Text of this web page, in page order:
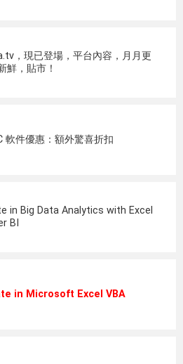
，現已登場，平台內容，月月更
鮮，貼市！
軟件優惠：額外驚喜折扣
in Big Data Analytics with Excel
BI
in Microsoft Excel VBA